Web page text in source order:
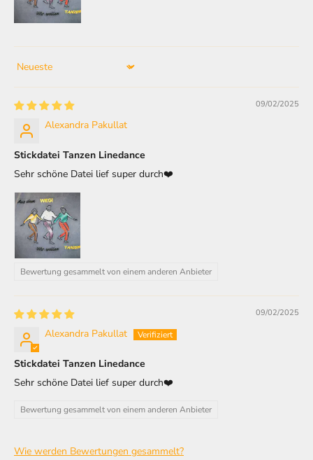
Sort by
09/02/2025
Alexandra Pakullat
Stickdatei Tanzen Linedance
Sehr schöne Datei lief super durch❤️
Bewertung gesammelt von einem anderen Anbieter
09/02/2025
Alexandra Pakullat
Stickdatei Tanzen Linedance
Sehr schöne Datei lief super durch❤️
Bewertung gesammelt von einem anderen Anbieter
Wie werden Bewertungen gesammelt?